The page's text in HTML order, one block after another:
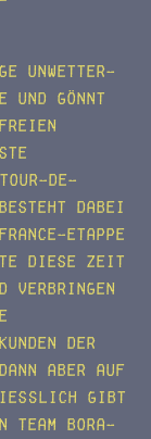
Unwetter-
und gönnt
de-
dabei
Etappe
diese Zeit
verbringen
der
aber auf
gibt
Bora-